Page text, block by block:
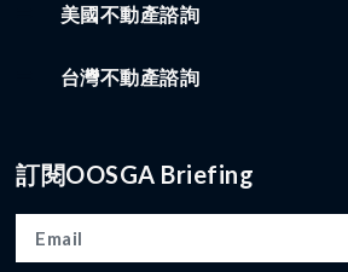
美國不動產諮詢
台灣不動產諮詢
訂閱OOSGA Briefing